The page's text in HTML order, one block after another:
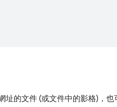
址的文件 (或文件中的影格)，